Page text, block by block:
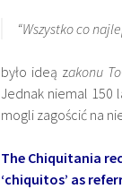
“Wszystko co
było ideą zakonu
Jednak niemal 150
mogli zagościć na
The Chiquitania
‘chiquitos’ as